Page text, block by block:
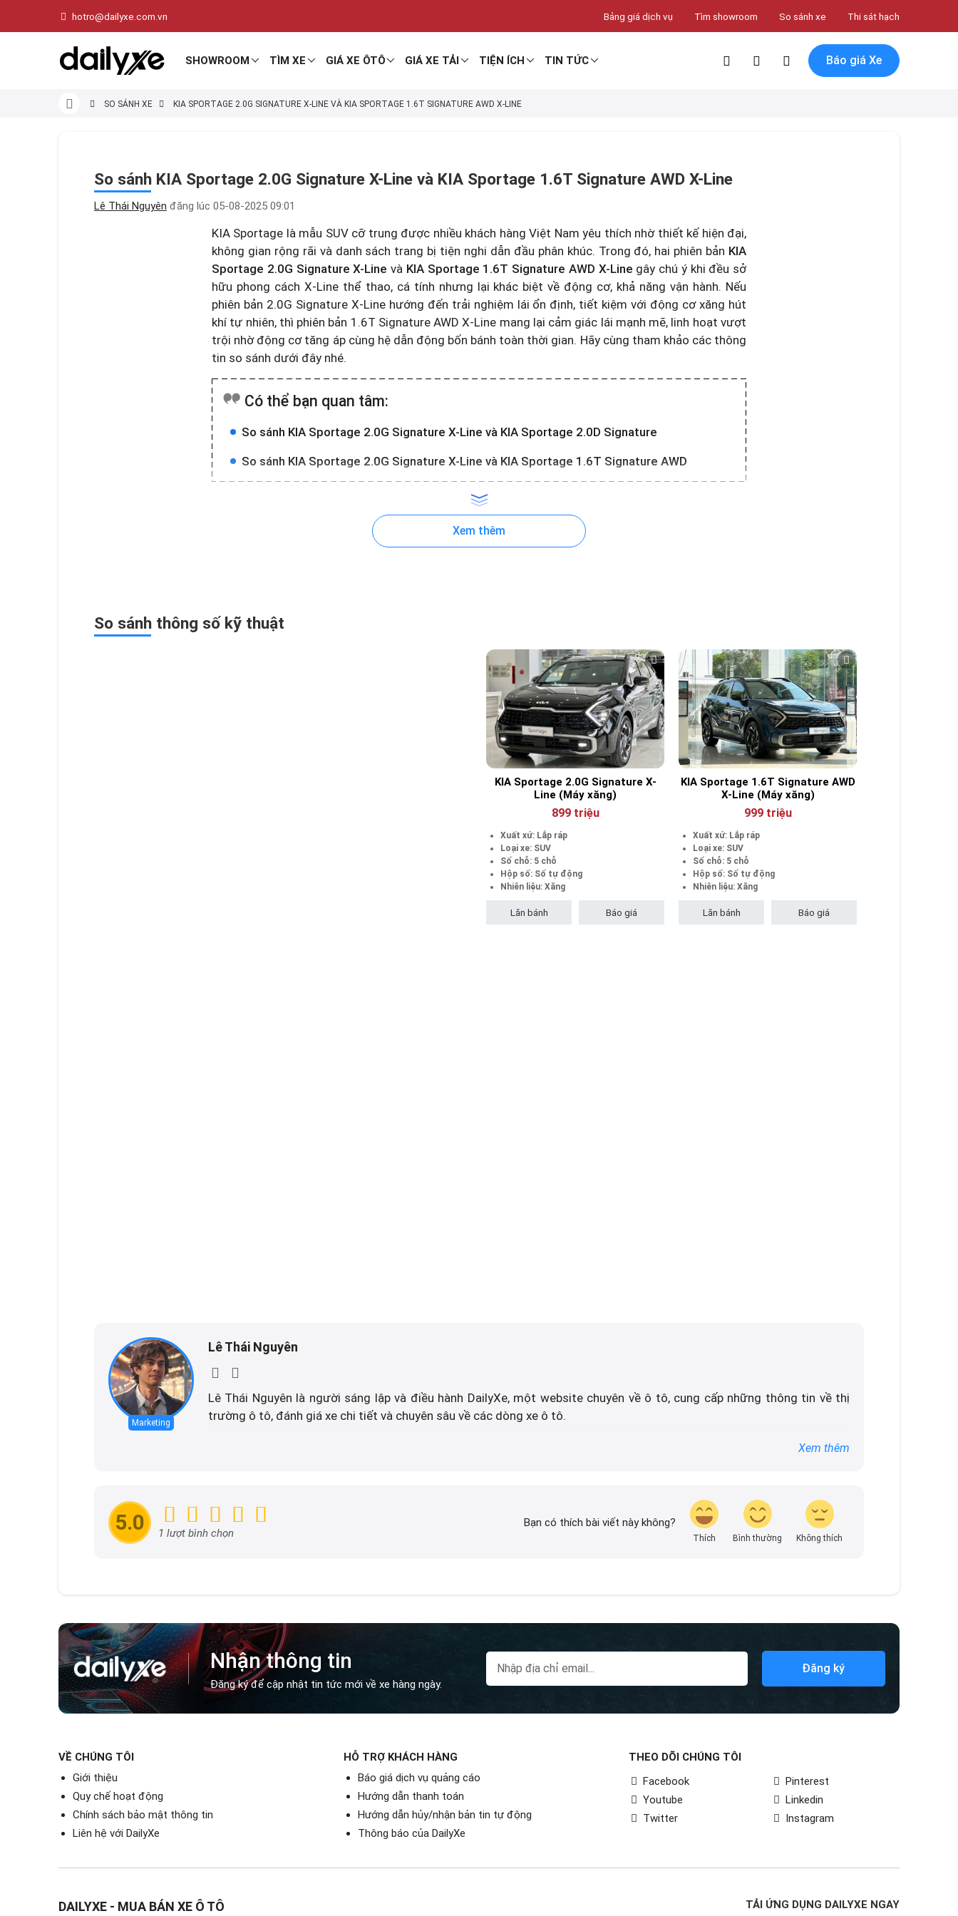
hotro@dailyxe.com.vn Bảng giá dịch vụ Tìm showroom So sánh xe Thi sát hạch
SHOWROOM TÌM XE GIÁ XE ÔTÔ GIÁ XE TẢI TIỆN ÍCH TIN TỨC Báo giá Xe
SO SÁNH XE KIA SPORTAGE 2.0G SIGNATURE X-LINE VÀ KIA SPORTAGE 1.6T SIGNATURE AWD X-LINE
So sánh KIA Sportage 2.0G Signature X-Line và KIA Sportage 1.6T Signature AWD X-Line
Lê Thái Nguyên đăng lúc 05-08-2025 09:01
KIA Sportage là mẫu SUV cỡ trung được nhiều khách hàng Việt Nam yêu thích nhờ thiết kế hiện đại,
không gian rộng rãi và danh sách trang bị tiện nghi dẫn đầu phân khúc. Trong đó, hai phiên bản KIA
Sportage 2.0G Signature X-Line và KIA Sportage 1.6T Signature AWD X-Line gây chú ý khi đều sở
hữu phong cách X-Line thể thao, cá tính nhưng lại khác biệt về động cơ, khả năng vận hành. Nếu
phiên bản 2.0G Signature X-Line hướng đến trải nghiệm lái ổn định, tiết kiệm với động cơ xăng hút
khí tự nhiên, thì phiên bản 1.6T Signature AWD X-Line mang lại cảm giác lái mạnh mẽ, linh hoạt vượt
trội nhờ động cơ tăng áp cùng hệ dẫn động bốn bánh toàn thời gian. Hãy cùng tham khảo các thông
tin so sánh dưới đây nhé.
Có thể bạn quan tâm:
So sánh KIA Sportage 2.0G Signature X-Line và KIA Sportage 2.0D Signature
So sánh KIA Sportage 2.0G Signature X-Line và KIA Sportage 1.6T Signature AWD
Xem thêm
So sánh thông số kỹ thuật
KIA Sportage 2.0G Signature X-
Line (Máy xăng)
899 triệu
Xuất xứ: Lắp ráp
Loại xe: SUV
Số chỗ: 5 chỗ
Hộp số: Số tự động
Nhiên liệu: Xăng
Lăn bánh Báo giá
KIA Sportage 1.6T Signature AWD
X-Line (Máy xăng)
999 triệu
Xuất xứ: Lắp ráp
Loại xe: SUV
Số chỗ: 5 chỗ
Hộp số: Số tự động
Nhiên liệu: Xăng
Lăn bánh Báo giá
Marketing
Lê Thái Nguyên
Lê Thái Nguyên là người sáng lập và điều hành DailyXe, một website chuyên về ô tô, cung cấp những thông tin về thị
trường ô tô, đánh giá xe chi tiết và chuyên sâu về các dòng xe ô tô.
Với niềm đam mê mãnh liệt với xe hơi, Tôi đã xây dựng DailyXe trở thành một trong những địa chỉ tin cậy hàng đầu cho
Xem thêm
5.0 1 lượt bình chọn
Bạn có thích bài viết này không?
Thích Bình thường Không thích
Nhận thông tin
Đăng ký để cập nhật tin tức mới về xe hàng ngày.
Đăng ký
VỀ CHÚNG TÔI
Giới thiệu
Quy chế hoạt động
Chính sách bảo mật thông tin
Liên hệ với DailyXe
HỖ TRỢ KHÁCH HÀNG
Báo giá dịch vụ quảng cáo
Hướng dẫn thanh toán
Hướng dẫn hủy/nhận bản tin tự động
Thông báo của DailyXe
THEO DÕI CHÚNG TÔI
Facebook
Youtube
Twitter
Pinterest
Linkedin
Instagram
DAILYXE - MUA BÁN XE Ô TÔ TẢI ỨNG DỤNG DAILYXE NGAY